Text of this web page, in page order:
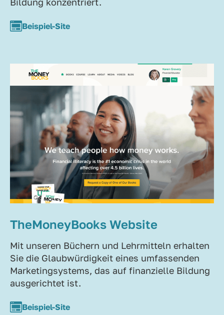
Beispiel-Site
TheMoneyBooks Website
Mit unseren Büchern und Lehrmitteln erhalten
Sie die Glaubwürdigkeit eines umfassenden
Marketingsystems, das auf finanzielle Bildung
ausgerichtet ist.
Beispiel-Site